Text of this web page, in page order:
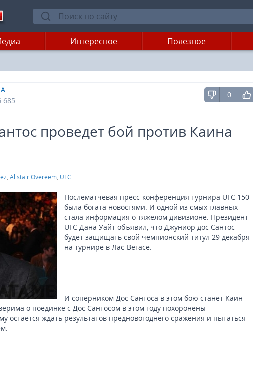
Интересное Полезное
685
0
проведет бой против Каина
, Alistair Overeem, UFC
Послематчевая пресс-конференция турнира UFC 150
была богата новостями. И одной из смых главных
стала информация о тяжелом дивизионе. Президент
UFC Дана Уайт объявил, что Джуниор дос Сантос
будет защищать свой чемпионский титул 29 декабря
на турнире в Лас-Вегасе.
И соперником Дос Сантоса в этом бою станет Каин
о поединке с Дос Сантосом в этом году похоронены
остается ждать результатов предновогоднего сражения и пытаться